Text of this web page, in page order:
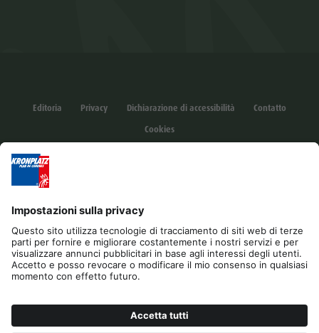
Editoria Privacy Dichiarazione di accessibilità
Contatto
Cookies